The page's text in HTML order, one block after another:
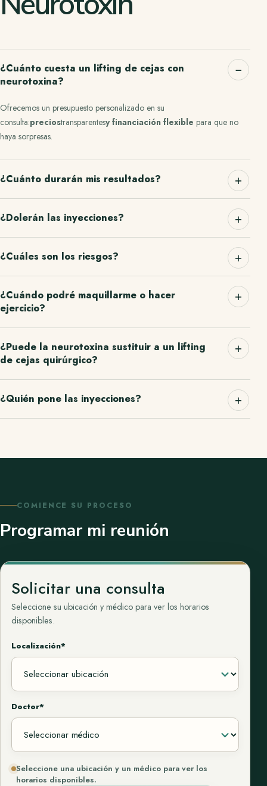
¿Cuánto cuesta un lifting de cejas con
neurotoxina?
Ofrecemos un presupuesto personalizado en su
consulta:preciostransparentesy financiación flexible para que no
haya sorpresas.
¿Cuánto durarán mis resultados?
¿Dolerán las inyecciones?
¿Cuáles son los riesgos?
¿Cuándo podré maquillarme o hacer
ejercicio?
¿Puede la neurotoxina sustituir a un lifting
de cejas quirúrgico?
¿Quién pone las inyecciones?
COMIENCE SU PROCESO
Programar mi reunión
Solicitar una consulta
Seleccione su ubicación y médico para ver los horarios
disponibles.
Localización*
Doctor*
Seleccione una ubicación y un médico para ver los
horarios disponibles.